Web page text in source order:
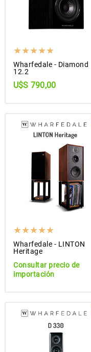
Wharfedale - Diamond
12.2
U$S 790,00
Wharfedale - LINTON
Heritage
Consultar precio de
importación